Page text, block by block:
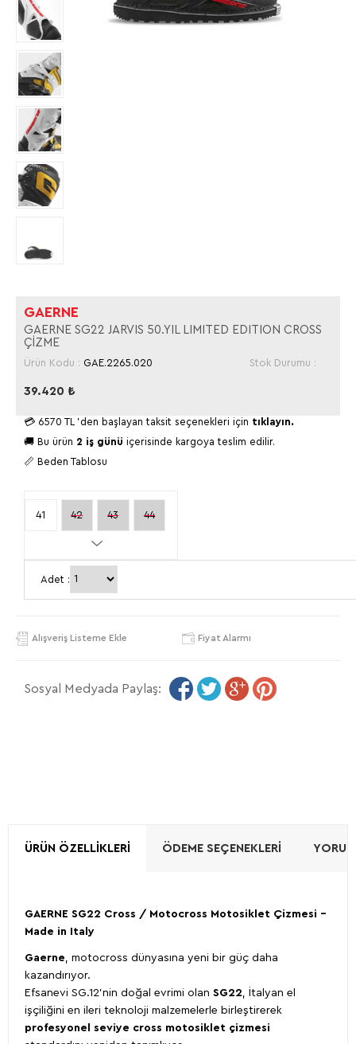
GAERNE
GAERNE SG22 JARVIS 50.YIL LIMITED EDITION CROSS
ÇİZME
Ürün Kodu : GAE.2265.020 Stok Durumu :
39.420 ₺
💳 6570 TL 'den başlayan taksit seçenekleri için tıklayın.
🚚 Bu ürün 2 iş günü içerisinde kargoya teslim edilir.
📏 Beden Tablosu
41 42 43 44
Adet :
Alışveriş Listeme Ekle Fiyat Alarmı
Sosyal Medyada Paylaş:
ÜRÜN ÖZELLIKLERI ÖDEME SEÇENEKLERI
GAERNE SG22 Cross / Motocross Motosiklet Çizmesi –
Made in Italy
Gaerne, motocross dünyasına yeni bir güç daha
kazandırıyor.
Efsanevi SG.12’nin doğal evrimi olan SG22, İtalyan el
işçiliğini en ileri teknoloji malzemelerle birleştirerek
profesyonel seviye cross motosiklet çizmesi